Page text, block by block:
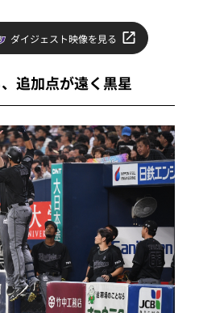
ダイジェスト映像を見る
追加点が遠く黒星